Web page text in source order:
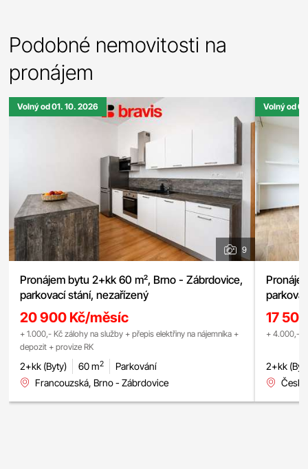
Podobné nemovitosti na
pronájem
Volný od 01. 10. 2026
9
Pronájem bytu 2+kk 60 m², Brno - Zábrdovice,
parkovací stání, nezařízený
20 900 Kč/měsíc
+ 1.000,- Kč zálohy na služby + přepis elektřiny na nájemníka +
depozit + provize RK
2+kk (Byty) 60 m2
Parkování
Francouzská, Brno - Zábrdovice
Volný od
17
+ 4.000,-
2+kk
Česká